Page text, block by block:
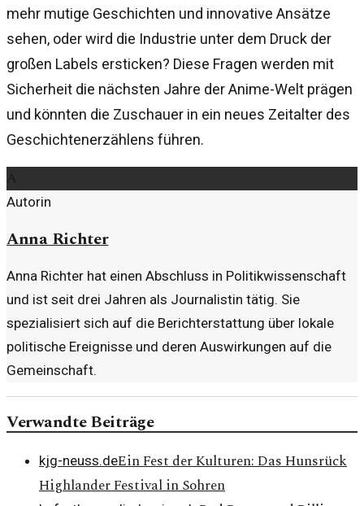
mehr mutige Geschichten und innovative Ansätze
sehen, oder wird die Industrie unter dem Druck der
großen Labels ersticken? Diese Fragen werden mit
Sicherheit die nächsten Jahre der Anime-Welt prägen
und könnten die Zuschauer in ein neues Zeitalter des
Geschichtenerzählens führen.
Autorin
Anna Richter
Anna Richter hat einen Abschluss in Politikwissenschaft
und ist seit drei Jahren als Journalistin tätig. Sie
spezialisiert sich auf die Berichterstattung über lokale
politische Ereignisse und deren Auswirkungen auf die
Gemeinschaft.
Verwandte Beiträge
kjg-neuss.deEin Fest der Kulturen: Das Hunsrück
Highlander Festival in Sohren